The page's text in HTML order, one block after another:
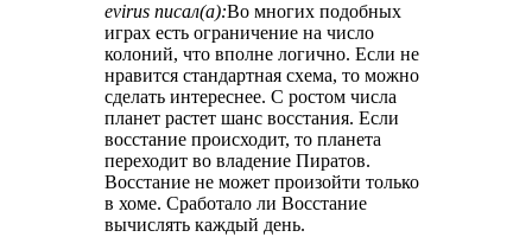
evirus писал(а):Во многих подобных
играх есть ограничение на число
колоний, что вполне логично. Если не
нравится стандартная схема, то можно
сделать интереснее. С ростом числа
планет растет шанс восстания. Если
восстание происходит, то планета
переходит во владение Пиратов.
Восстание не может произойти только
в хоме. Сработало ли Восстание
вычислять каждый день.